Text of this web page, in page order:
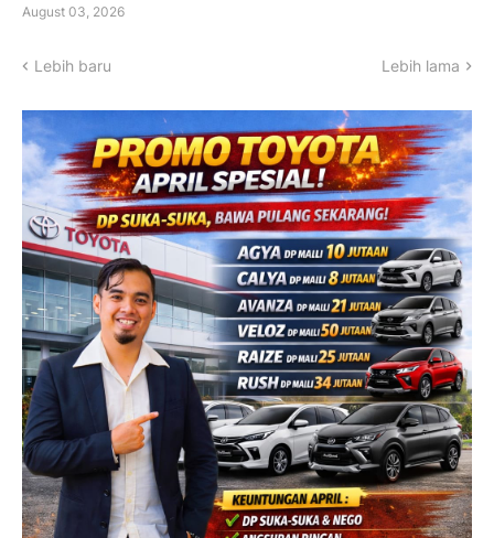
August 03, 2026
Lebih baru Lebih lama